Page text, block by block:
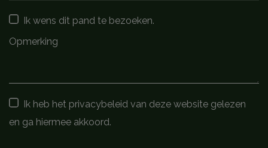
Ik wens dit pand te bezoeken.
Ik heb het privacybeleid van deze website gelezen
en ga hiermee akkoord.